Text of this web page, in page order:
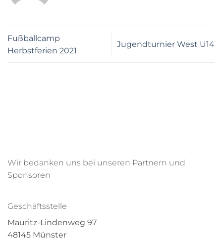
Fußballcamp
Herbstferien 2021
Jugendturnier West U14
Wir bedanken uns bei unseren Partnern und
Sponsoren
Geschäftsstelle
Mauritz-Lindenweg 97
48145 Münster